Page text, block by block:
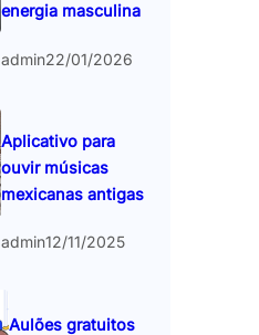
energia masculina
admin22/01/2026
Aplicativo para
ouvir músicas
mexicanas antigas
admin12/11/2025
Aulões gratuitos